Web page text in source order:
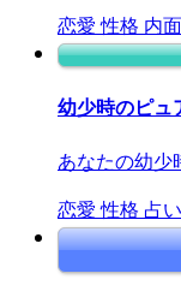
恋愛 性格 内面
幼少時のピュ
あなたの幼少
恋愛 性格 占い